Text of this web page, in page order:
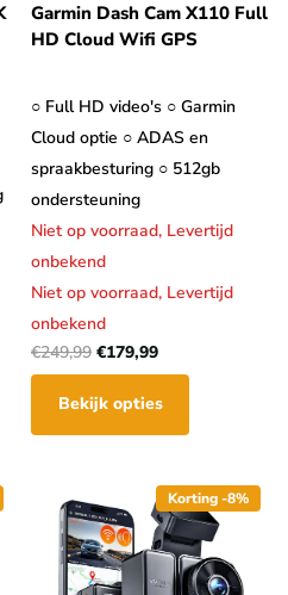
Garmin Dash Cam X110 Full
HD Cloud Wifi GPS
○ Full HD video's ○ Garmin
Cloud optie ○ ADAS en
spraakbesturing ○ 512gb
ondersteuning
Niet op voorraad, Levertijd
onbekend
Niet op voorraad, Levertijd
onbekend
€249,99 €179,99
Bekijk opties
Korting -8%